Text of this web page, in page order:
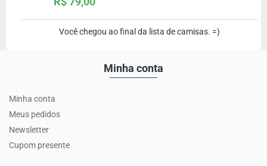
Você chegou ao final da lista de camisas. =)
Minha conta
Minha conta
Meus pedidos
Newsletter
Cupom presente